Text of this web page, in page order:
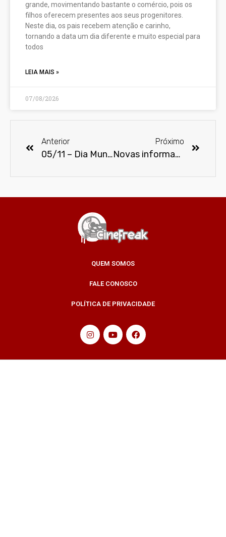
grande, movimentando bastante o comércio, pois os
filhos oferecem presentes aos seus progenitores.
Neste dia, os pais recebem atenção e carinho,
tornando a data um dia diferente e muito especial para
todos
LEIA MAIS »
07/08/2026
Anterior
05/11 – Dia Mundial do Cinema
Próximo
Novas informações sobre o Coringa e a morte do Robin no SnyderCut
QUEM SOMOS
FALE CONOSCO
POLÍTICA DE PRIVACIDADE